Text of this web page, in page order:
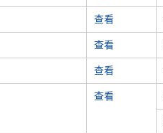
查看
查看
查看
查看